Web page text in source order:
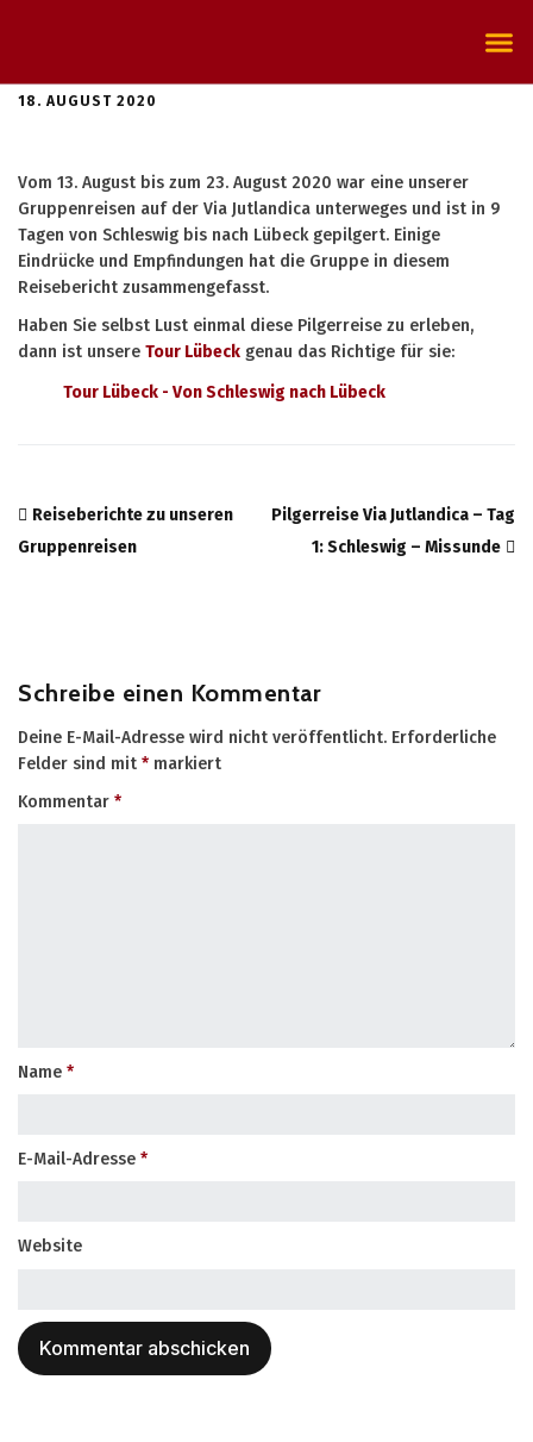
18. AUGUST 2020
Vom 13. August bis zum 23. August 2020 war eine unserer
Gruppenreisen auf der Via Jutlandica unterweges und ist in 9
Tagen von Schleswig bis nach Lübeck gepilgert. Einige
Eindrücke und Empfindungen hat die Gruppe in diesem
Reisebericht zusammengefasst.
Haben Sie selbst Lust einmal diese Pilgerreise zu erleben,
dann ist unsere Tour Lübeck genau das Richtige für sie:
Tour Lübeck - Von Schleswig nach Lübeck
Reiseberichte zu unseren
Gruppenreisen
Pilgerreise Via Jutlandica – Tag
1: Schleswig – Missunde
Schreibe einen Kommentar
Deine E-Mail-Adresse wird nicht veröffentlicht. Erforderliche
Felder sind mit * markiert
Kommentar *
Name *
E-Mail-Adresse *
Website